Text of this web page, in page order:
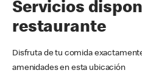
Servicios
restaurante
Disfruta de tu comida
amenidades en esta ubicación